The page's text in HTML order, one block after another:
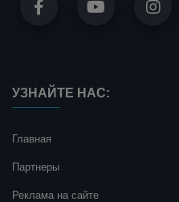
УЗНАЙТЕ НАС:
Главная
Партнеры
Реклама на сайте